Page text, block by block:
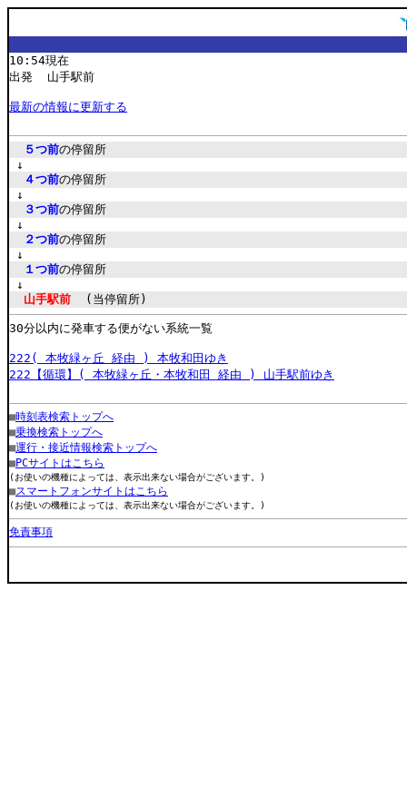
10:54現在
出発 山手駅前
最新の情報に更新する
５つ前の停留所
↓
４つ前の停留所
↓
３つ前の停留所
↓
２つ前の停留所
↓
１つ前の停留所
↓
山手駅前 (当停留所)
30分以内に発車する便がない系統一覧
222( 本牧緑ヶ丘 経由 ) 本牧和田ゆき
222【循環】( 本牧緑ヶ丘・本牧和田 経由 ) 山手駅前ゆき
■時刻表検索トップへ
■乗換検索トップへ
■運行・接近情報検索トップへ
■PCサイトはこちら
(お使いの機種によっては、表示出来ない場合がございます。)
■スマートフォンサイトはこちら
(お使いの機種によっては、表示出来ない場合がございます。)
免責事項